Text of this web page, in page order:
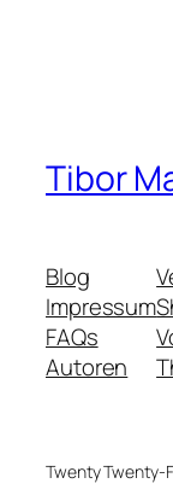
Tibor
Blog
Impressum
FAQs
Autoren
Twenty Twenty-